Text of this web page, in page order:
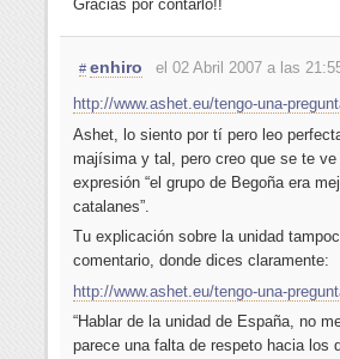
Gracias por contarlo!!
# enhiro
el 02 Abril 2007 a las
http://www.ashet.eu/tengo-una-
Ashet, lo siento por tí pero leo
majísima y tal, pero creo que se te
expresión “el grupo de Begoña era
catalanes”.
Tu explicación sobre la unidad
comentario, donde dices claramente:
http://www.ashet.eu/tengo-una-
“Hablar de la unidad de España, no
parece una falta de respeto hacia los